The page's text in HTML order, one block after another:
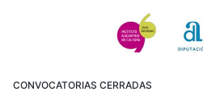
CONVOCATORIAS CERRADAS